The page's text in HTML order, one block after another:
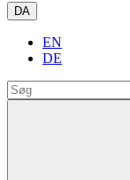
DA
EN
DE